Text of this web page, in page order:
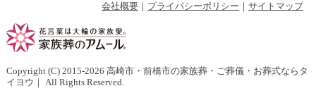
会社概要 プライバシーポリシー サイトマップ
Copyright (C) 2015-2026 高崎市・前橋市の家族葬・ご葬儀・お葬式ならタ
イヨウ ｜ All Rights Reserved.